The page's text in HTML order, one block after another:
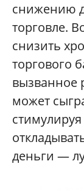
снижению
торговле.
снизить
торгового
вызванное
может
деньги —